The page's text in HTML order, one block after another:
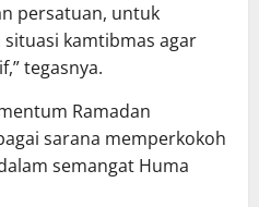
persatuan, untuk
kamtibmas agar
tegasnya.
Ramadan
sarana memperkokoh
semangat Huma